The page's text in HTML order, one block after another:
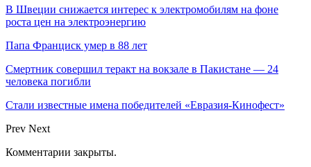
В Швеции снижается интерес к электромобилям на фоне
роста цен на электроэнергию
Папа Франциск умер в 88 лет
Смертник совершил теракт на вокзале в Пакистане — 24
человека погибли
Стали известные имена победителей «Евразия-Кинофест»
Prev Next
Комментарии закрыты.